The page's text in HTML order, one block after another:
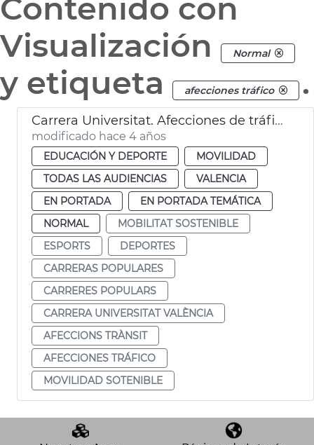
Contenido con
Visualización
Normal
y etiqueta afecciones tráfico .
Carrera Universitat. Afecciones de tráfico
modificado hace 4 años
EDUCACIÓN Y DEPORTE
MOVILIDAD
TODAS LAS AUDIENCIAS
VALENCIA
EN PORTADA
EN PORTADA TEMÁTICA
NORMAL
MOBILITAT SOSTENIBLE
ESPORTS
DEPORTES
CARRERAS POPULARES
CARRERES POPULARS
CARRERA UNIVERSITAT VALÈNCIA
AFECCIONS TRÀNSIT
AFECCIONES TRÁFICO
MOVILIDAD SOTENIBLE